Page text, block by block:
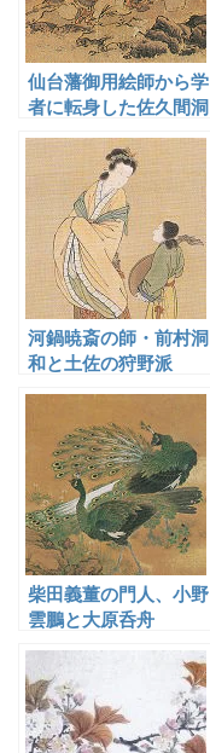
仙台藩御用絵師から学
者に転身した佐久間洞
河鍋暁斎の師・前村洞
和と土佐の狩野派
柴田義董の門人、小野
雲鵬と大原呑舟